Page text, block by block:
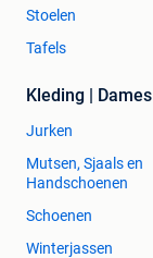
Stoelen
Tafels
Kleding | Dames
Jurken
Mutsen, Sjaals en
Handschoenen
Schoenen
Winterjassen